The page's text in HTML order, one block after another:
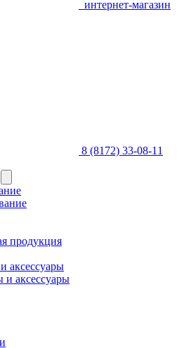
интернет-магазин
8 (8172) 33-08-11
продукция
и аксессуары